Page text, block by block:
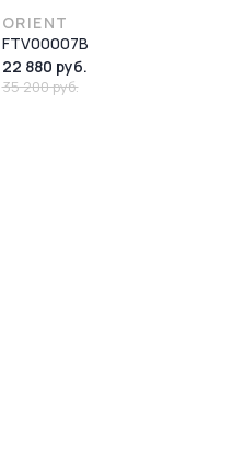
ORIENT
FTV00007B
22 880 руб.
35 200 руб.